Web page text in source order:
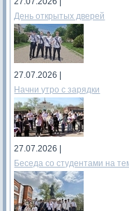
День открытых дверей
27.07.2026 |
Начни утро с зарядки
27.07.2026 |
Беседа со студентами на